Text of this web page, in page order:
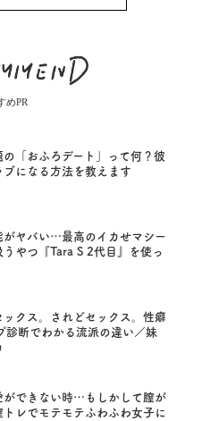
めPR
の「おふろデート」って何？彼
ブになる方法を教えます
がヤバい…最高のイカせマシー
うやつ『Tara S 2代目』を使っ
ックス。されどセックス。性癖
診断でわかる流派の違い／妹
ができない時…もしかして膣が
トレでモテモテふわふわ女子に